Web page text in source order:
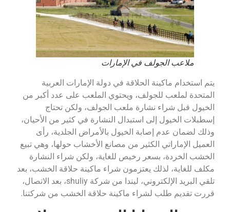
ملاعب الجولف في الإمارات
يتم استخدام ماكينة الحلاقة في دولة الإمارات العربية
المتحدة لملعب للجولف، ويحتوي الملعب على عدد أكبر من
الخيول قبل شراء نشارة ملعب الجولف، ولكن تحتاج
إسطبلات الخيول إلى استبدال النشارة في كثير من الأحيان،
وذلك لضمان عدم إصابة الخيول بالأمراض الجلدية، رأى
العميل الإماراتي الكثير من مصانع الأخشاب حولها، وهي تبيع
الخشب الخردة، بسعر رخيص للغاية، ولكن شراء النشارة
مكلف للغاية، لذلك يعتزمون شراء ماكينة حلاقة الخشب، بعد
تلقي البريد الإلكتروني، ليندا من شركة shuliy، بعد الاتصال،
قررت تقديم طلب لشراء ماكينة حلاقة الخشب من شركتنا.